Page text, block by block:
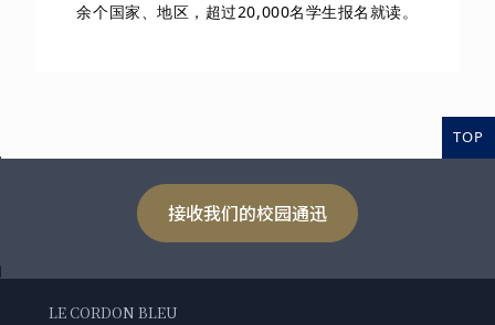
余个国家、地区，超过20,000名学生报名就读。
TOP
接收我们的校园通迅
LE CORDON BLEU